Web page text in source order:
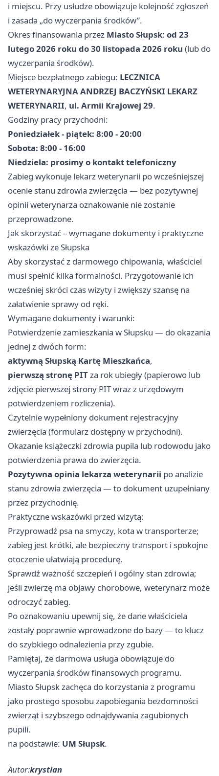
i miejscu. Przy usłudze obowiązuje kolejność zgłoszeń
i zasada „do wyczerpania środków”.
Okres finansowania przez Miasto Słupsk: od 23
lutego 2026 roku do 30 listopada 2026 roku (lub do
wyczerpania środków).
Miejsce bezpłatnego zabiegu: LECZNICA
WETERYNARYJNA ANDRZEJ BACZYŃSKI LEKARZ
WETERYNARII, ul. Armii Krajowej 29.
Godziny pracy przychodni:
Poniedziałek - piątek: 8:00 - 20:00
Sobota: 8:00 - 16:00
Niedziela: prosimy o kontakt telefoniczny
Zabieg wykonuje lekarz weterynarii po wcześniejszej
ocenie stanu zdrowia zwierzęcia — bez pozytywnej
opinii weterynarza oznakowanie nie zostanie
przeprowadzone.
Jak skorzystać – wymagane dokumenty i praktyczne
wskazówki ze Słupska
Aby skorzystać z darmowego chipowania, właściciel
musi spełnić kilka formalności. Przygotowanie ich
wcześniej skróci czas wizyty i zwiększy szansę na
załatwienie sprawy od ręki.
Wymagane dokumenty i warunki:
Potwierdzenie zamieszkania w Słupsku — do okazania
jednej z dwóch form:
aktywną Słupską Kartę Mieszkańca,
pierwszą stronę PITza rok ubiegły (papierowo lub
zdjęcie pierwszej strony PIT wraz z urzędowym
potwierdzeniem rozliczenia).
Czytelnie wypełniony dokument rejestracyjny
zwierzęcia (formularz dostępny w przychodni).
Okazanie książeczki zdrowia pupila lub rodowodu jako
potwierdzenia prawa do zwierzęcia.
Pozytywna opinia lekarza weterynarii po analizie
stanu zdrowia zwierzęcia — to dokument uzupełniany
przez przychodnię.
Praktyczne wskazówki przed wizytą:
Przyprowadź psa na smyczy, kota w transporterze;
zabieg jest krótki, ale bezpieczny transport i spokojne
otoczenie ułatwiają procedurę.
Sprawdź ważność szczepień i ogólny stan zdrowia;
jeśli zwierzę ma objawy chorobowe, weterynarz może
odroczyć zabieg.
Po oznakowaniu upewnij się, że dane właściciela
zostały poprawnie wprowadzone do bazy — to klucz
do szybkiego odnalezienia przy zgubie.
Pamiętaj, że darmowa usługa obowiązuje do
wyczerpania środków finansowych programu.
Miasto Słupsk zachęca do korzystania z programu
jako prostego sposobu zapobiegania bezdomności
zwierząt i szybszego odnajdywania zagubionych
pupili.
na podstawie: UM Słupsk.
Autor:krystian